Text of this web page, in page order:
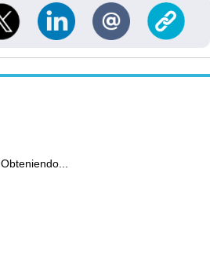
Obteniendo...